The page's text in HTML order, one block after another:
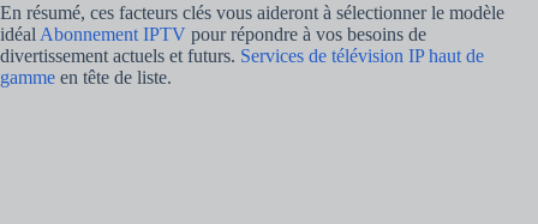
En résumé, ces facteurs clés vous aideront à sélectionner le modèle
idéal Abonnement IPTV pour répondre à vos besoins de
divertissement actuels et futurs. Services de télévision IP haut de
gamme en tête de liste.